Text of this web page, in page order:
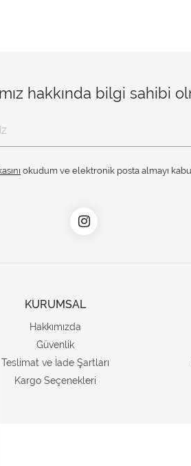
hakkında bilgi sahibi
okudum ve elektronik posta almayı
KURUMSAL
Hakkımızda
Güvenlik
Teslimat ve İade Şartları
Kargo Seçenekleri